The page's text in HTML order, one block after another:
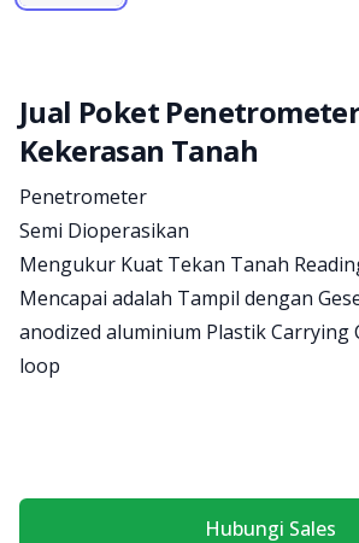
Jual Poket
Kekerasan Tanah
Product information
Penetrometer
Semi Dioperasikan
Mengukur Kuat Tekan Tanah
Mencapai adalah Tampil dengan
anodized aluminium Plastik Carrying
loop
Hubungi Sales